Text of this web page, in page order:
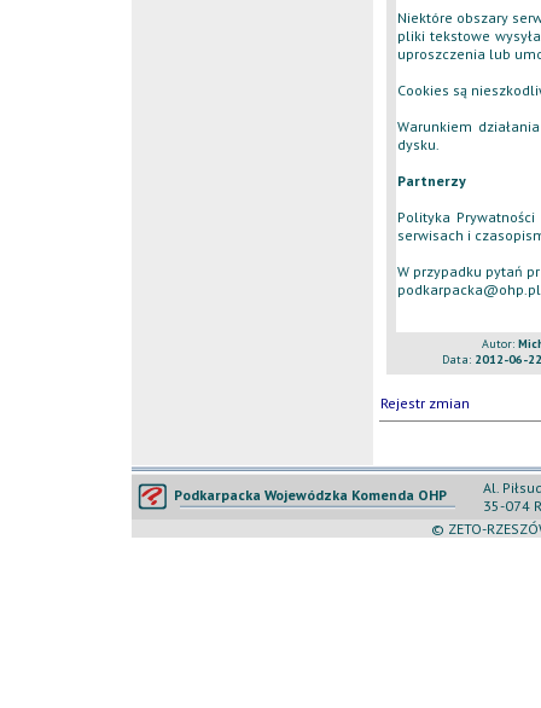
Niektóre obszary
pliki tekstowe
uproszczenia lub
Cookies są
Warunkiem
dysku.
Partnerzy
Polityka
serwisach i
W przypadku pytań
podkarpacka@ohp.pl
Autor:
Data: 2012-06-
Rejestr zmian
Podkarpacka Wojewódzka Komenda OHP
Al.
35-074
© ZETO-